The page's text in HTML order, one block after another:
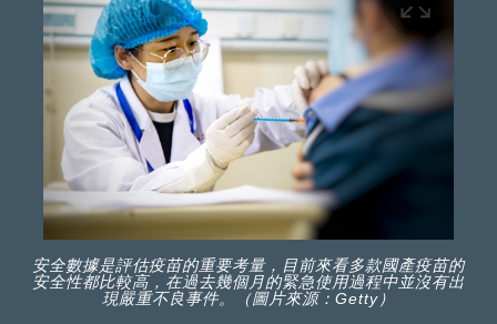
安全數據是評估疫苗的重要考量，目前來看多款國產疫苗的
安全性都比較高，在過去幾個月的緊急使用過程中並沒有出
現嚴重不良事件。（圖片來源：Getty）